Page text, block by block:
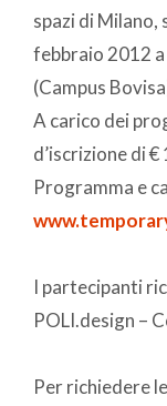
spazi di Milano,
febbraio 2012
(Campus
A carico dei
d’iscrizione di €
Programma e
I partecipanti
POLI.design –
Per richiedere